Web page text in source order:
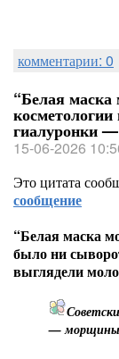
комментарии: 0
“Белая маска
гиалуронки
15-06-2026
Это цитата
сообщение
“Белая маска
было ни
выглядели
— морщины